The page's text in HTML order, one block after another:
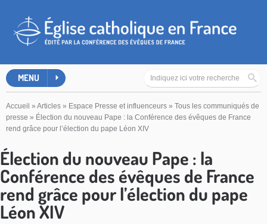
MENU
Accueil » Articles » Espace Presse et influenceurs » Tous les communiqués de
presse » Élection du nouveau Pape : la Conférence des évêques de France
rend grâce pour l’élection du pape Léon XIV
Élection du nouveau Pape : la
Conférence des évêques de France
rend grâce pour l’élection du pape
Léon XIV